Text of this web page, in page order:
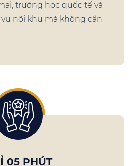
trường học quốc tế và
nội khu mà không cần
05 PHÚT